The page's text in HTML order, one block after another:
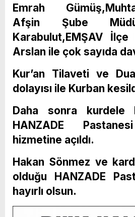
Emrah
Afşin Şube
Karabulut,EMŞAV İlçe
Arslan ile çok sayıda
Kur’an Tilaveti ve
dolayısı ile Kurban
Daha sonra kurdele
HANZADE
hizmetine açıldı.
Hakan Sönmez ve
olduğu HANZADE
hayırlı olsun.